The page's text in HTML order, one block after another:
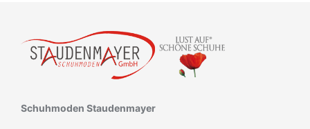
Schuhmoden Staudenmayer